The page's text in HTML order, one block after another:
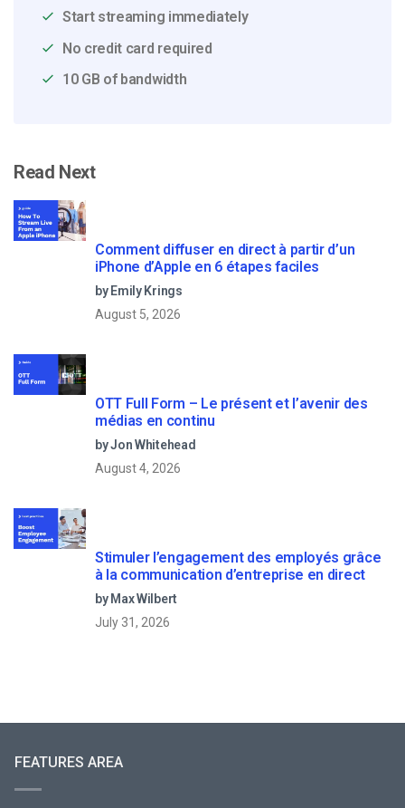
Start streaming immediately
No credit card required
10 GB of bandwidth
Read Next
Comment diffuser en direct à partir d’un
iPhone d’Apple en 6 étapes faciles
by Emily Krings
August 5, 2026
OTT Full Form – Le présent et l’avenir des
médias en continu
by Jon Whitehead
August 4, 2026
Stimuler l’engagement des employés grâce
à la communication d’entreprise en direct
by Max Wilbert
July 31, 2026
FEATURES AREA